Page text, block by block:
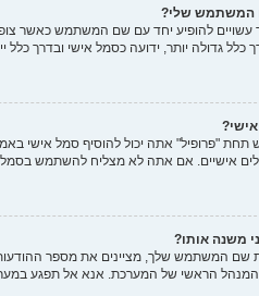
המשתמש שלי?
עשויים להופיע יחד עם שם המשתמש כאשר
כלל גדולה יותר, ידועה כסמל אישי ובדרך כלל
אישיים. אם אתה לא מצליח להשתמש בסמל
משנה אותו?
שם המשתמש שלך, מציינים את מספר
הראשי של המערכת. אנא אל תפגע